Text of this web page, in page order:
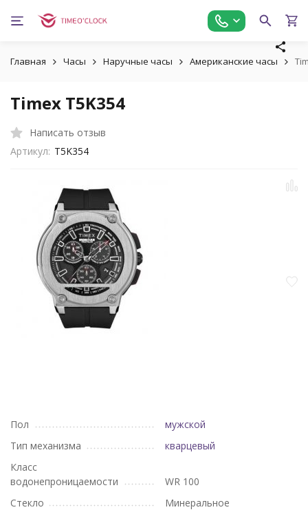
Главная Часы Наручные часы Американские часы
Timex T5K354
Написать отзыв
Артикул: T5K354
Пол
мужской
Тип механизма
кварцевый
Класс
водонепроницаемости
WR 100
Стекло
Минеральное